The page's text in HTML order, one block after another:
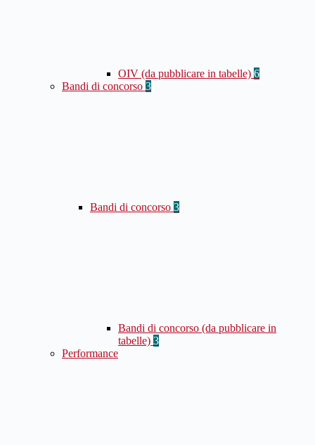
OIV (da pubblicare in tabelle) 6
Bandi di concorso 3
Bandi di concorso 3
Bandi di concorso (da pubblicare in
tabelle) 3
Performance